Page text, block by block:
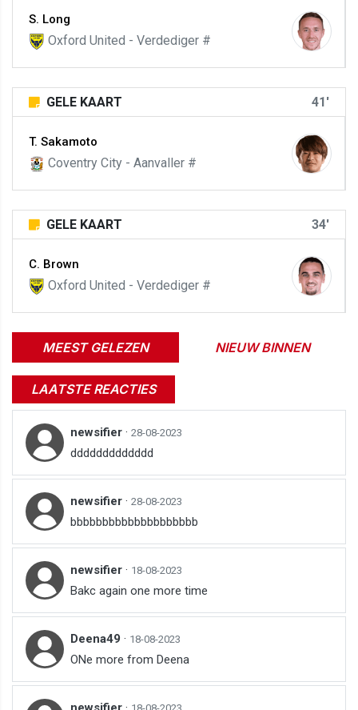
S. Long
Oxford United - Verdediger #
GELE KAART 41'
T. Sakamoto
Coventry City - Aanvaller #
GELE KAART 34'
C. Brown
Oxford United - Verdediger #
MEEST GELEZEN NIEUW BINNEN
LAATSTE REACTIES
newsifier · 28-08-2023
ddddddddddddd
newsifier · 28-08-2023
bbbbbbbbbbbbbbbbbbbb
newsifier · 18-08-2023
Bakc again one more time
Deena49 · 18-08-2023
ONe more from Deena